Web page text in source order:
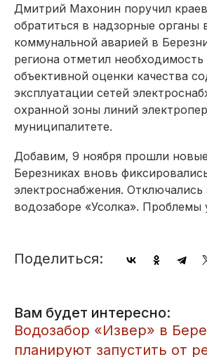
Дмитрий Махонин поручил
обратиться в надзорные органы
коммунальной аварией в
региона отметил
объективной оценки качества
эксплуатации сетей
охранной зоны линий
муниципалитете.
Добавим, 9 ноября прошли
Березниках вновь
электроснабжения.
водозаборе «Усолка». Проблемы
Поделиться:
Вам будет интересно:
Водозабор «Извер» в
планируют запустить от